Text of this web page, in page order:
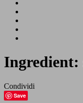
Ingredient:
Condividi
Save